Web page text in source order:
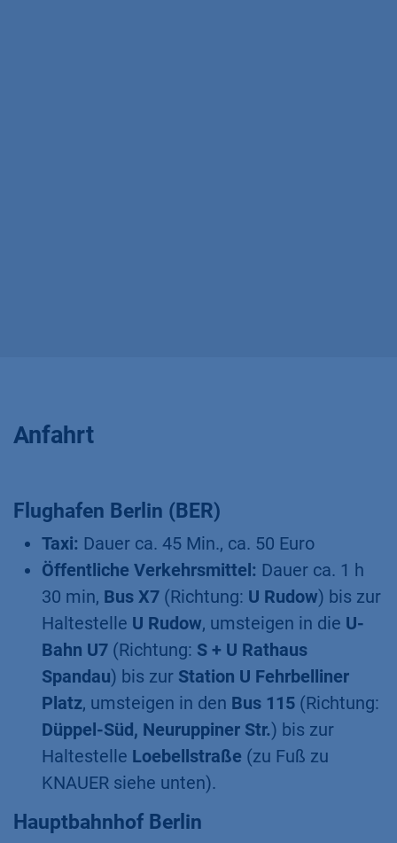
Anfahrt
Flughafen Berlin (BER)
Taxi: Dauer ca. 45 Min., ca. 50 Euro
Öffentliche Verkehrsmittel: Dauer ca. 1 h
30 min, Bus X7 (Richtung: U Rudow) bis zur
Haltestelle U Rudow, umsteigen in die U-
Bahn U7 (Richtung: S + U Rathaus
Spandau) bis zur Station U Fehrbelliner
Platz, umsteigen in den Bus 115 (Richtung:
Düppel-Süd, Neuruppiner Str.) bis zur
Haltestelle Loebellstraße (zu Fuß zu
KNAUER siehe unten).
Hauptbahnhof Berlin